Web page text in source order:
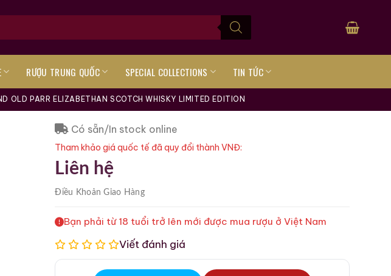
RƯỢU TRUNG QUỐC SPECIAL COLLECTIONS TIN TỨC
OLD PARR ELIZABETHAN SCOTCH WHISKY LIMITED EDITION
Có sẵn/In stock online
Tham khảo giá quốc tế đã quy đổi thành VNĐ:
Liên hệ
Điều KhoảnGiao Hàng
Bạn phải từ 18 tuổi trở lên mới được mua rượu ở Việt Nam
Viết đánh giá